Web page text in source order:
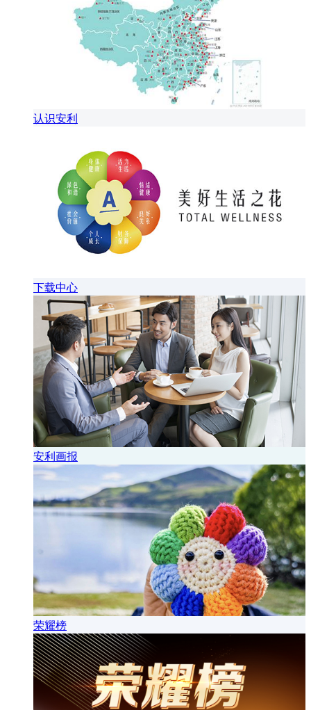
认识安利
下载中心
安利画报
荣耀榜